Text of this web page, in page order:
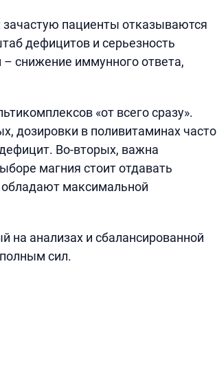
зачастую пациенты отказываются
дефицитов и серьезность
– снижение иммунного ответа,
«от всего сразу».
дозировки в поливитаминах часто
Во-вторых, важна
магния стоит отдавать
обладают максимальной
на анализах и сбалансированной
сил.